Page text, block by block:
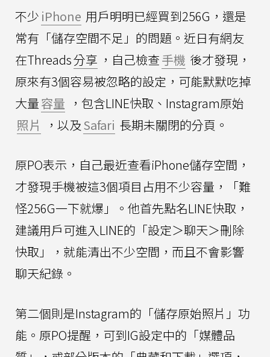
不少 iPhone 用戶明明已經買到256G，還是
常有「儲存空間不足」的問題。近日有網友
在Threads分享 ，自己檢查手機 後才發現，
原來有3個容易被忽略的設定，可能默默吃掉
大量容量 ，包含LINE快取、Instagram原始
照片
，以及Safari 長期未關閉的分頁。
原PO表示，自己最近查看iPhone儲存空間，
才發現手機被這3個項目占用不少容量，「難
怪256G一下就爆」。他首先點名LINE快取，
建議用戶可進入LINE的「設定＞聊天＞刪除
快取」，就能清出不少空間，而且不會影響
聊天紀錄。
第二個則是Instagram的「儲存原始照片」功
能。原PO提醒，可到IG設定中的「媒體品